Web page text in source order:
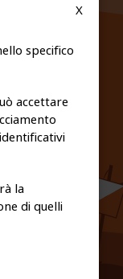
X
specifico
accettare
la
di quelli